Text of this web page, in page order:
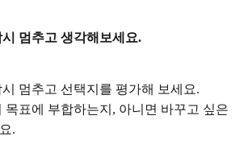
시 멈추고 생각해보세요.
멈추고 선택지를 평가해 보세요.
목표에 부합하는지, 아니면 바꾸고 싶은
.